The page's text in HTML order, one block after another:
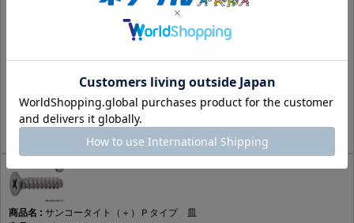
サンコータイト（＋）Ｐタイプ 皿
300020010030007010
この商品の詳細はコチラ
BC(黒) 3 X 7
要確認
サンコータイト（＋）Ｐタイプ 皿